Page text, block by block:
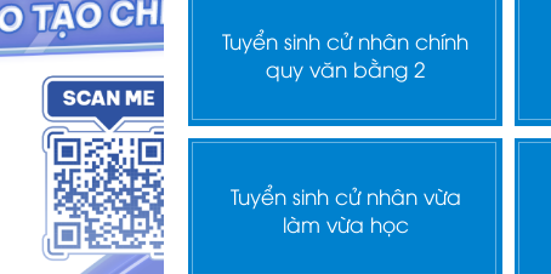
Tuyển sinh cử nhân chính
quy văn bằng 2
Tuyển sinh cử nhân vừa
làm vừa học